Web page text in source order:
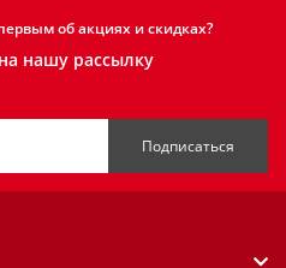
об акциях и скидках?
нашу рассылку
Подписаться